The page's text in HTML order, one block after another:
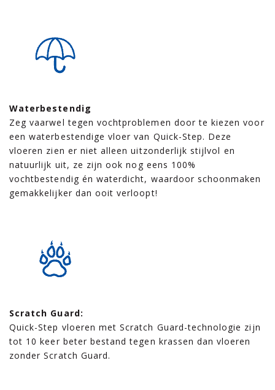
Waterbestendig
Zeg vaarwel tegen vochtproblemen door te kiezen voor
een waterbestendige vloer van Quick-Step. Deze
vloeren zien er niet alleen uitzonderlijk stijlvol en
natuurlijk uit, ze zijn ook nog eens 100%
vochtbestendig én waterdicht, waardoor schoonmaken
gemakkelijker dan ooit verloopt!
Scratch Guard:
Quick-Step vloeren met Scratch Guard-technologie zijn
tot 10 keer beter bestand tegen krassen dan vloeren
zonder Scratch Guard.